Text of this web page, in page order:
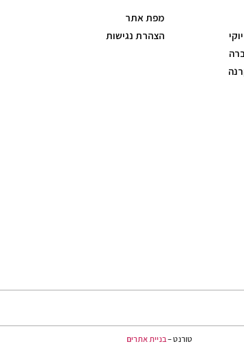
מפת אתר
הצהרת נגישות
טורנט –בניית אתרים